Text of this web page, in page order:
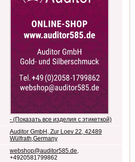
- (Показать все изделия с этикеткой)
Auditor GmbH, Zur Loev 22, 42489
Wülfrath,Germany
webshop@auditor585.de,
+4920581799862